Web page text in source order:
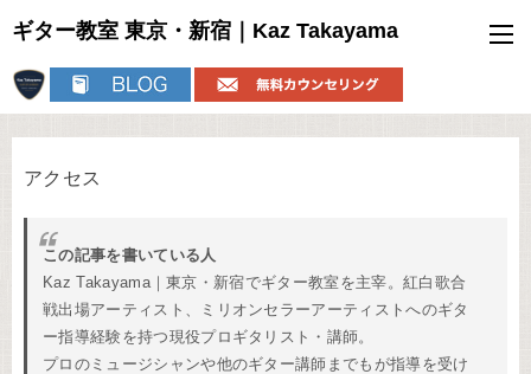
ギター教室 東京・新宿｜Kaz Takayama
アクセス
この記事を書いている人
Kaz Takayama｜東京・新宿でギター教室を主宰。紅白歌合
戦出場アーティスト、ミリオンセラーアーティストへのギタ
ー指導経験を持つ現役プロギタリスト・講師。
プロのミュージシャンや他のギター講師までもが指導を受け